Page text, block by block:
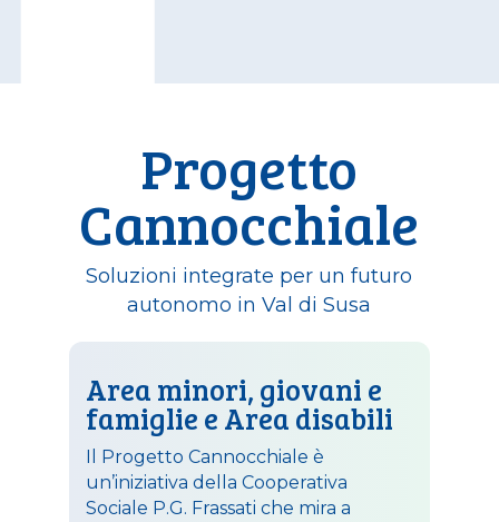
Progetto
Cannocchiale
Soluzioni integrate per un futuro
autonomo in Val di Susa
Area minori, giovani e
famiglie e Area disabili
Il Progetto Cannocchiale è
un’iniziativa della Cooperativa
Sociale P.G. Frassati che mira a